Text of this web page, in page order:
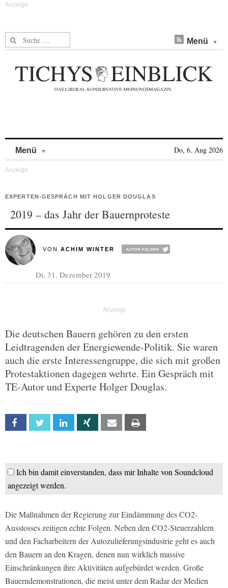
Suche nach: Menü
Menü Do, 6. Aug 2026
EXPERTEN-GESPRÄCH MIT HOLGER DOUGLAS
2019 – das Jahr der Bauernproteste
VON ACHIM WINTER
Di, 31. Dezember 2019
Die deutschen Bauern gehören zu den ersten
Leidtragenden der Energiewende-Politik. Sie waren
auch die erste Interessengruppe, die sich mit großen
Protestaktionen dagegen wehrte. Ein Gespräch mit
TE-Autor und Experte Holger Douglas.
Facebook Twitter Linkedin Xing Email
Ich bin damit einverstanden, dass mir Inhalte von Soundcloud
angezeigt werden.
Die Maßnahmen der Regierung zur Eindämmung des CO2-
Ausstosses zeitigen echte Folgen. Neben den CO2-Steuerzahlern
und den Facharbeitern der Autozulieferungsindustrie geht es auch
den Bauern an den Kragen, denen nun wirklich massive
Einschränkungen ihre Aktivitäten aufgebürdet werden. Große
Bauerndemonstrationen, die meist unter dem Radar der Medien